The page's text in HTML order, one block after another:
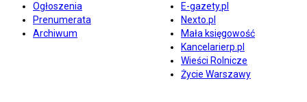
Ogłoszenia
Prenumerata
Archiwum
E-gazety.pl
Nexto.pl
Mała księgowość
Kancelarierp.pl
Wieści Rolnicze
Życie Warszawy